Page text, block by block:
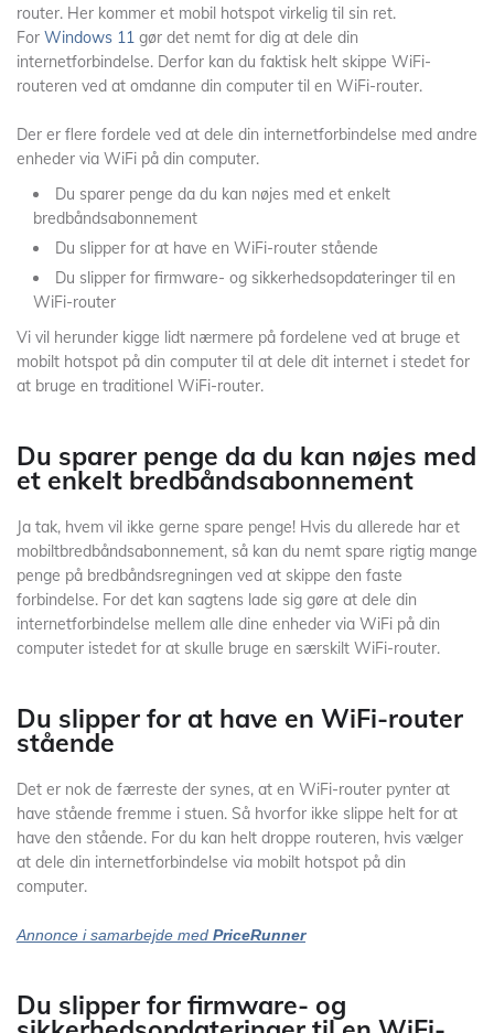
router. Her kommer et mobil hotspot virkelig til sin ret.
For Windows 11 gør det nemt for dig at dele din
internetforbindelse. Derfor kan du faktisk helt skippe WiFi-
routeren ved at omdanne din computer til en WiFi-router.
Der er flere fordele ved at dele din internetforbindelse med andre
enheder via WiFi på din computer.
Du sparer penge da du kan nøjes med et enkelt
bredbåndsabonnement
Du slipper for at have en WiFi-router stående
Du slipper for firmware- og sikkerhedsopdateringer til en
WiFi-router
Vi vil herunder kigge lidt nærmere på fordelene ved at bruge et
mobilt hotspot på din computer til at dele dit internet i stedet for
at bruge en traditionel WiFi-router.
Du sparer penge da du kan nøjes med
et enkelt bredbåndsabonnement
Ja tak, hvem vil ikke gerne spare penge! Hvis du allerede har et
mobiltbredbåndsabonnement, så kan du nemt spare rigtig mange
penge på bredbåndsregningen ved at skippe den faste
forbindelse. For det kan sagtens lade sig gøre at dele din
internetforbindelse mellem alle dine enheder via WiFi på din
computer istedet for at skulle bruge en særskilt WiFi-router.
Du slipper for at have en WiFi-router
stående
Det er nok de færreste der synes, at en WiFi-router pynter at
have stående fremme i stuen. Så hvorfor ikke slippe helt for at
have den stående. For du kan helt droppe routeren, hvis vælger
at dele din internetforbindelse via mobilt hotspot på din
computer.
Annonce i samarbejde med PriceRunner
Du slipper for firmware- og